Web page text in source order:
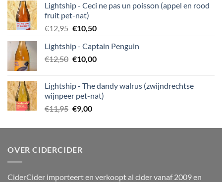
was:
€15,95.
is:
Lightship - Ceci ne pas un poisson (appel en rood
fruit pet-nat)
€12,95 Oorspronkelijke
was:
€12,95.
€10,50Huidige
is:
€10,50.
Lightship - Captain Penguin
€12,50 Oorspronkelijke
€12,50.
€10,00Huidige
€10,00.
Lightship - The dandy walrus (zwijndrechtse
wijnpeer pet-nat)
€11,95 Oorspronkelijke
was:
€9,00Huidige
is:
OVER CIDERCIDER
CiderCider importeert en verkoopt al cider vanaf 2009 en